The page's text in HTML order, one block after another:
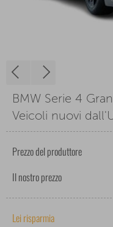
BMW Serie 4
Veicoli nuovi
Prezzo del produttore
Il nostro prezzo
Lei risparmia